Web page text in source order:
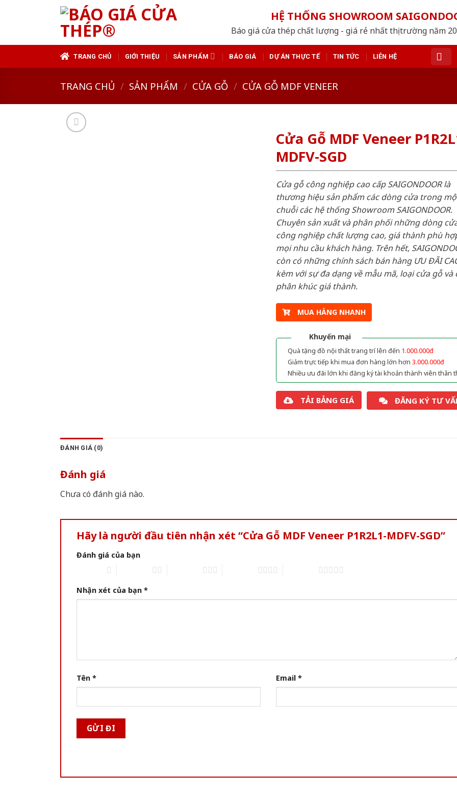
HỆ THỐNG SHOWROOM
Báo giá cửa thép chất lượng - giá rẻ nhất thị trường năm
TRANG CHỦ GIỚI THIỆU SẢN PHẨM BÁO GIÁ DỰ ÁN THỰC TẾ TIN TỨC LIÊN HỆ
TRANG CHỦ / SẢN PHẨM / CỬA GỖ / CỬA GỖ MDF VENEER
Cửa Gỗ MDF Veneer
MDFV-SGD
Cửa gỗ công nghiệp cao cấp SAIGONDOOR là
thương hiệu sản phẩm các dòng cửa trong
chuỗi các hệ thống Showroom SAIGONDOOR.
Chuyên sản xuất và phân phối những dòng
công nghiệp chất lượng cao, giá thành phù
mọi nhu cầu khách hàng. Trên hết,
còn có những chính sách bán hàng ƯU ĐÃI
kèm với sự đa dạng về mẫu mã, loại cửa gỗ và
phân khúc giá thành.
MUA HÀNG NHANH
Khuyến mại
Quà tặng đồ nội thất trang trí lên đến 1.000.000đ
Giảm trực tiếp khi mua đơn hàng lớn hơn 3.000.000đ
Nhiều ưu đãi lớn khi đăng ký tài khoản thành viên thân
TẢI BẢNG GIÁ ĐĂNG KÝ TƯ
ĐÁNH GIÁ (0)
Đánh giá
Chưa có đánh giá nào.
Hãy là người đầu tiên nhận xét “Cửa Gỗ MDF Veneer P1R2L1-MDFV-SGD”
Đánh giá của bạn
Nhận xét của bạn *
Tên * Email *